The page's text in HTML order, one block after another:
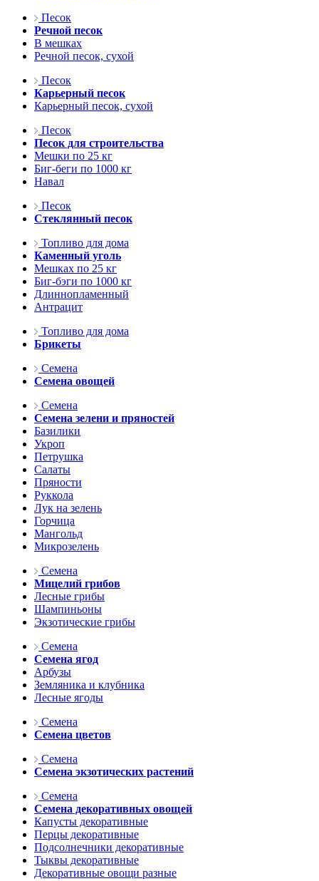
Песок
Речной песок
В мешках
Речной песок, сухой
Песок
Карьерный песок
Карьерный песок, сухой
Песок
Песок для строительства
Мешки по 25 кг
Биг-беги по 1000 кг
Навал
Песок
Стеклянный песок
Топливо для дома
Каменный уголь
Мешках по 25 кг
Биг-бэги по 1000 кг
Длиннопламенный
Антрацит
Топливо для дома
Брикеты
Семена
Семена овощей
Семена
Семена зелени и пряностей
Базилики
Укроп
Петрушка
Салаты
Пряности
Руккола
Лук на зелень
Горчица
Мангольд
Микрозелень
Семена
Мицелий грибов
Лесные грибы
Шампиньоны
Экзотические грибы
Семена
Семена ягод
Арбузы
Земляника и клубника
Лесные ягоды
Семена
Семена цветов
Семена
Семена экзотических растений
Семена
Семена декоративных овощей
Капусты декоративные
Перцы декоративные
Подсолнечники декоративные
Тыквы декоративные
Декоративные овощи разные